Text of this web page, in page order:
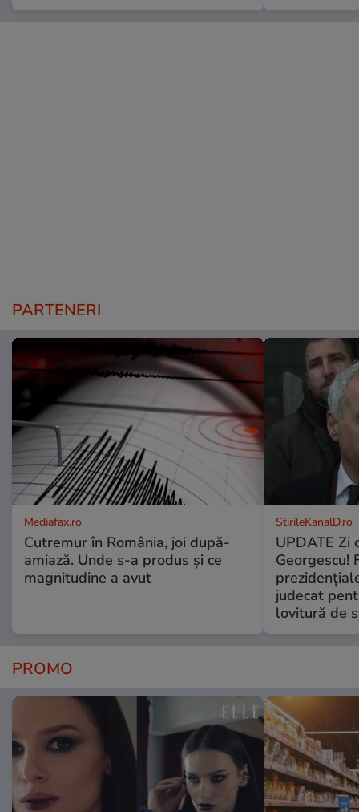
PARTENERI
Mediafax.ro
Cutremur în România, joi după-
amiază. Unde s-a produs și ce
magnitudine a avut
StirileKanalD.ro
UPDATE Zi
Georgescu!
judecat
lovitură de
PROMO